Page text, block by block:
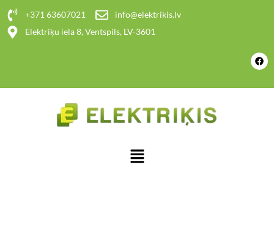
+371 63607021
info@elektrikis.lv
Elektriķu iela 8, Ventspils, LV-3601